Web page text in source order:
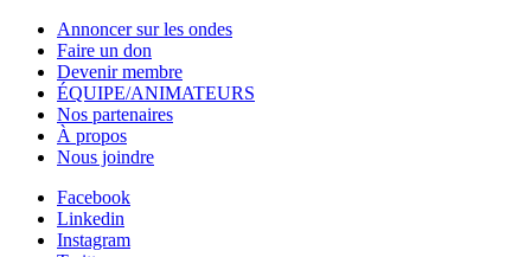
Annoncer sur les ondes
Faire un don
Devenir membre
ÉQUIPE/ANIMATEURS
Nos partenaires
À propos
Nous joindre
Facebook
Linkedin
Instagram